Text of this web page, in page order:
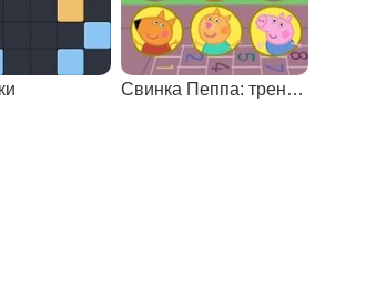
Свинка Пеппа: тренировка памяти